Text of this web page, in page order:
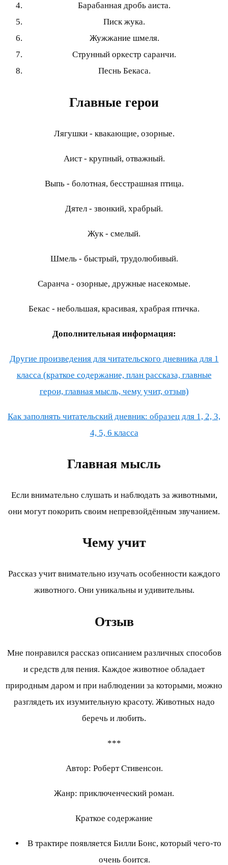
Барабанная дробь аиста.
Писк жука.
Жужжание шмеля.
Струнный оркестр саранчи.
Песнь Бекаса.
Главные герои
Лягушки - квакающие, озорные.
Аист - крупный, отважный.
Выпь - болотная, бесстрашная птица.
Дятел - звонкий, храбрый.
Жук - смелый.
Шмель - быстрый, трудолюбивый.
Саранча - озорные, дружные насекомые.
Бекас - небольшая, красивая, храбрая птичка.
Дополнительная информация:
Другие произведения для читательского дневника для 1
класса (краткое содержание, план рассказа, главные
герои, главная мысль, чему учит, отзыв)
Как заполнять читательский дневник: образец для 1, 2, 3,
4, 5, 6 класса
Главная мысль
Если внимательно слушать и наблюдать за животными,
они могут покорить своим непревзойдённым звучанием.
Чему учит
Рассказ учит внимательно изучать особенности каждого
животного. Они уникальны и удивительны.
Отзыв
Мне понравился рассказ описанием различных способов
и средств для пения. Каждое животное обладает
природным даром и при наблюдении за которыми, можно
разглядеть их изумительную красоту. Животных надо
беречь и любить.
***
Автор: Роберт Стивенсон.
Жанр: приключенческий роман.
Краткое содержание
В трактире появляется Билли Бонс, который чего-то
очень боится.